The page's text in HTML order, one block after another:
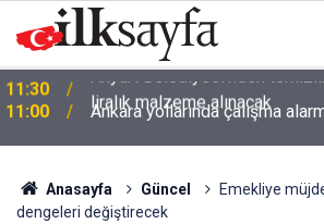
11:00 Ankara yollarında çalışma
Anasayfa Güncel
Emekliye
dengeleri değiştirecek